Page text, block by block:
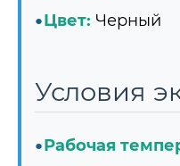
Цвет: Черный
Условия
Рабочая